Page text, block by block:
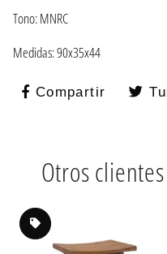
Tono: MNRC
Medidas: 90x35x44
Compartir
Otros